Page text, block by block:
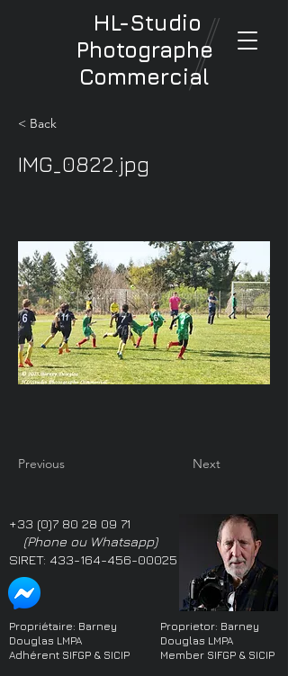
HL-Studio
Photographe
Commercial
< Back
IMG_0822.jpg
Previous Next
+33 (0)7 80 28 09 71
(Phone ou Whatsapp)
SIRET: 433-164-456-00025
Propriétaire: Barney
Douglas LMPA
Adhérent SIFGP & SICIP
Proprietor: Barney
Douglas LMPA
Member SIFGP & SICIP